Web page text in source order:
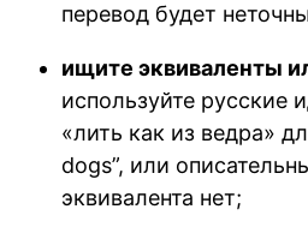
перевод будет
ищите эквиваленты
используйте русские
«лить как из ведра»
dogs”, или
эквивалента нет;